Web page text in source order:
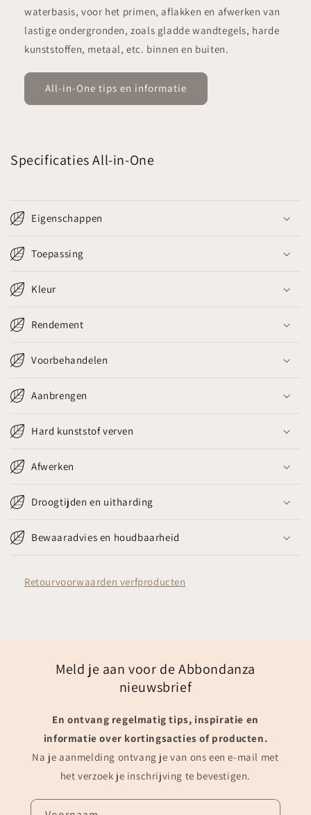
waterbasis, voor het primen, aflakken en afwerken van
lastige ondergronden, zoals gladde wandtegels, harde
kunststoffen, metaal, etc. binnen en buiten.
All-in-One tips en informatie
Specificaties All-in-One
Eigenschappen
Toepassing
Kleur
Rendement
Voorbehandelen
Aanbrengen
Hard kunststof verven
Afwerken
Droogtijden en uitharding
Bewaaradvies en houdbaarheid
Retourvoorwaarden verfproducten
Meld je aan voor de Abbondanza
nieuwsbrief
En ontvang regelmatig tips, inspiratie en
informatie over kortingsacties of producten.
Na je aanmelding ontvang je van ons een e-mail met
het verzoek je inschrijving te bevestigen.